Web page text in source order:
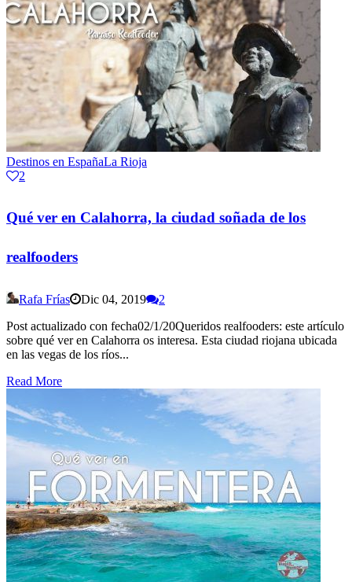
Destinos en EspañaLa Rioja
2
Qué ver en Calahorra, la ciudad soñada de los
realfooders
Rafa Frías Dic 04, 2019
2
Post actualizado con fecha02/1/20Queridos realfooders: este artículo
sobre qué ver en Calahorra os interesa. Esta ciudad riojana ubicada
en las vegas de los ríos...
Read More